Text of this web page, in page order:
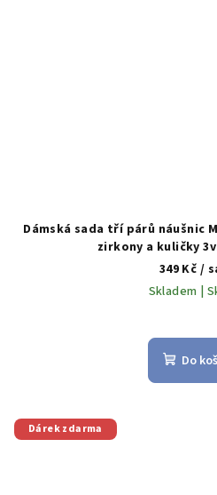
Dámská sada tří párů náušnic
zirkony a kuličky
349 Kč /
Skladem |
Do
Dárek zdarma